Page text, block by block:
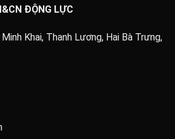
ĐỘNG LỰC
Khai, Thanh Lương, Hai Bà Trưng,